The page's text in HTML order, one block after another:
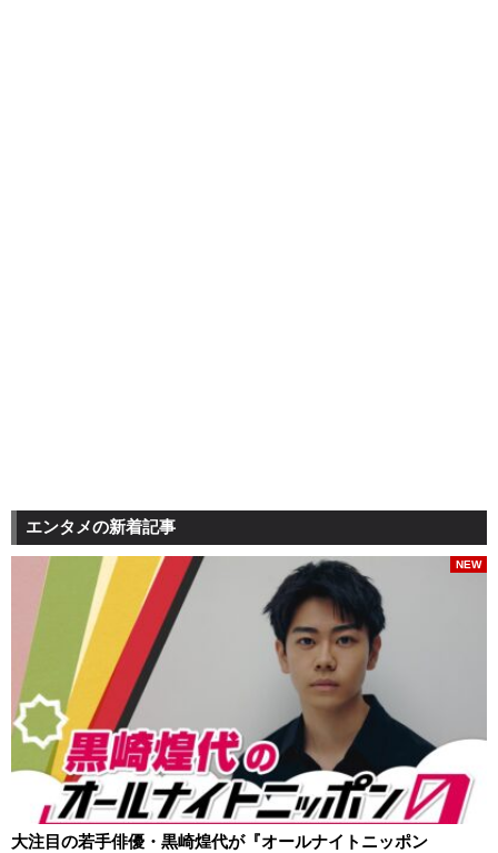
エンタメの新着記事
大注目の若手俳優・黒崎煌代が『オールナイトニッポン
NEW